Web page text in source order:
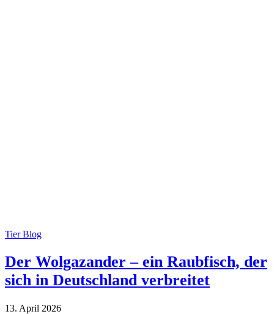
Tier Blog
Der Wolgazander – ein Raubfisch, der
sich in Deutschland verbreitet
13. April 2026